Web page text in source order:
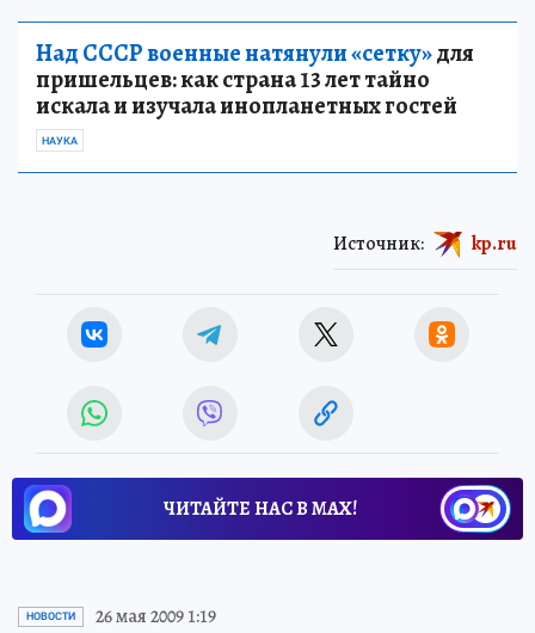
Над СССР военные натянули «сетку»для
пришельцев: как страна 13 лет тайно
искала и изучала инопланетных гостей
НАУКА
Источник: kp.ru
ЧИТАЙТЕ НАС В МАХ!
НОВОСТИ 26 мая 2009 1:19